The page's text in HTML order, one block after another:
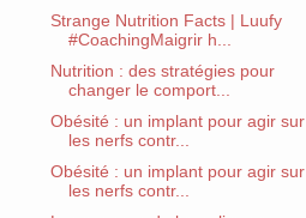
Strange Nutrition Facts | Luufy
#CoachingMaigrir h...
Nutrition : des stratégies pour
changer le comport...
Obésité : un implant pour agir sur
les nerfs contr...
Obésité : un implant pour agir sur
les nerfs contr...